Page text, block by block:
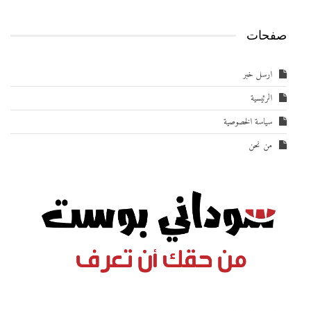
صفحات
ارسل خبر
الرئيسية
سياسة الخصوصية
من نحن